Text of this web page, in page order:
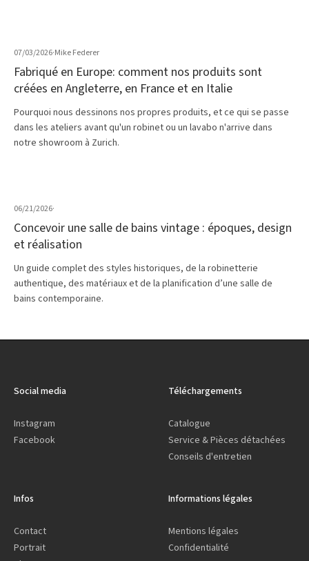
07/03/2026·Mike Federer
Fabriqué en Europe: comment nos produits sont
créées en Angleterre, en France et en Italie
Pourquoi nous dessinons nos propres produits, et ce qui se passe
dans les ateliers avant qu'un robinet ou un lavabo n'arrive dans
notre showroom à Zurich.
06/21/2026·
Concevoir une salle de bains vintage : époques, design
et réalisation
Un guide complet des styles historiques, de la robinetterie
authentique, des matériaux et de la planification d’une salle de
bains contemporaine.
Social media
Instagram
Facebook
Téléchargements
Catalogue
Service & Pièces détachées
Conseils d'entretien
Infos
Contact
Portrait
Informations légales
Mentions légales
Confidentialité